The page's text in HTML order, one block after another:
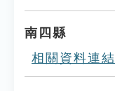
南四縣
相關資料連結